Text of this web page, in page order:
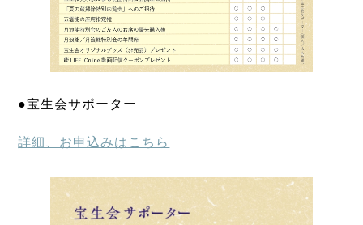
●宝生会サポーター
詳細、お申込みはこちら